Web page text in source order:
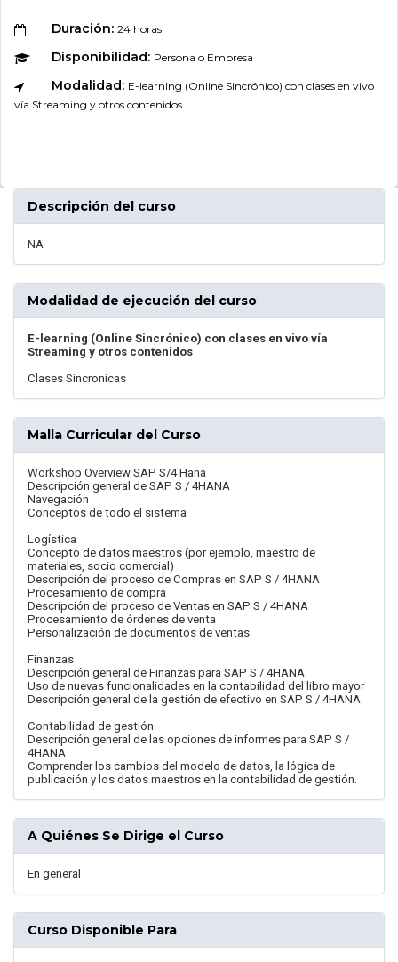
Duración: 24 horas
Disponibilidad: Persona o Empresa
Modalidad: E-learning (Online Sincrónico) con clases en vivo
vía Streaming y otros contenidos
Descripción del curso
NA
Modalidad de ejecución del curso
E-learning (Online Sincrónico) con clases en vivo vía
Streaming y otros contenidos
Clases Sincronicas
Malla Curricular del Curso
Workshop Overview SAP S/4 Hana
Descripción general de SAP S / 4HANA
Navegación
Conceptos de todo el sistema
Logística
Concepto de datos maestros (por ejemplo, maestro de
materiales, socio comercial)
Descripción del proceso de Compras en SAP S / 4HANA
Procesamiento de compra
Descripción del proceso de Ventas en SAP S / 4HANA
Procesamiento de órdenes de venta
Personalización de documentos de ventas
Finanzas
Descripción general de Finanzas para SAP S / 4HANA
Uso de nuevas funcionalidades en la contabilidad del libro mayor
Descripción general de la gestión de efectivo en SAP S / 4HANA
Contabilidad de gestión
Descripción general de las opciones de informes para SAP S /
4HANA
Comprender los cambios del modelo de datos, la lógica de
publicación y los datos maestros en la contabilidad de gestión.
A Quiénes Se Dirige el Curso
En general
Curso Disponible Para